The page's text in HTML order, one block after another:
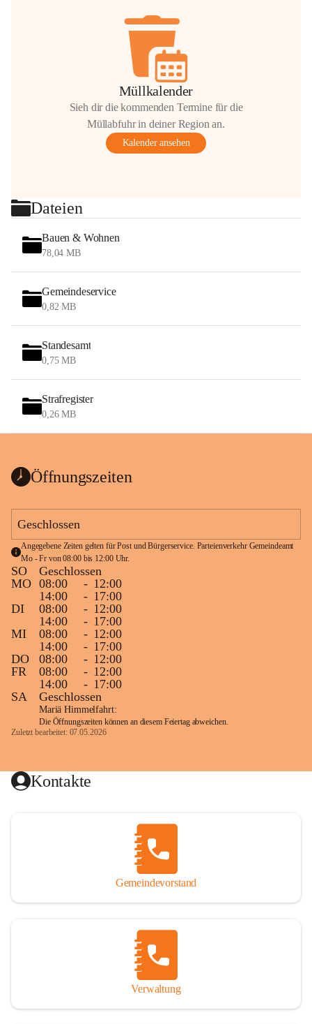
Müllkalender
Sieh dir die kommenden Termine für die
Müllabfuhr in deiner Region an.
Kalender ansehen
Dateien
Bauen & Wohnen
78,04 MB
Gemeindeservice
0,82 MB
Standesamt
0,75 MB
Strafregister
0,26 MB
Öffnungszeiten
Geschlossen
Angegebene Zeiten gelten für Post und Bürgerservice. Parteienverkehr Gemeindeamt
Mo - Fr von 08:00 bis 12:00 Uhr.
SO
Geschlossen
MO 08:00 - 12:00
14:00
- 17:00
DI
08:00 - 12:00
14:00
- 17:00
MI
08:00 - 12:00
14:00
- 17:00
DO
08:00 - 12:00
FR
08:00 - 12:00
14:00
- 17:00
SA
Geschlossen
Mariä Himmelfahrt:
Die Öffnungszeiten können an diesem Feiertag abweichen.
Zuletzt bearbeitet: 07.05.2026
Kontakte
Gemeindevorstand
Verwaltung